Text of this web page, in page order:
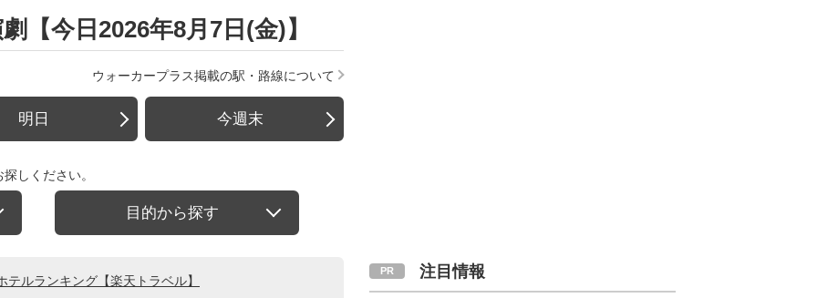
【今日2026年8月7日(金)】
ウォーカープラス掲載の駅・路線について
明日 今週末
しください。
目的から探す
ルランキング【楽天トラベル】
注目情報